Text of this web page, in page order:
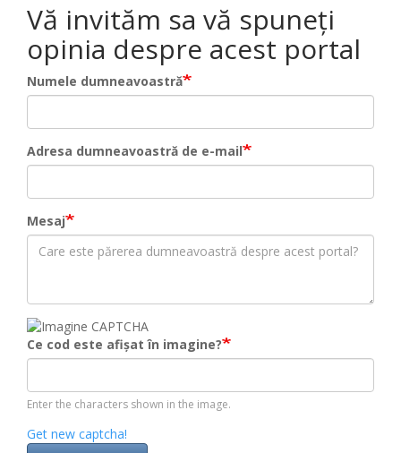
Vă invităm sa vă spuneți
opinia despre acest portal
Numele dumneavoastră
Adresa dumneavoastră de e-mail
Mesaj
Ce cod este afișat în imagine?
Enter the characters shown in the image.
Get new captcha!